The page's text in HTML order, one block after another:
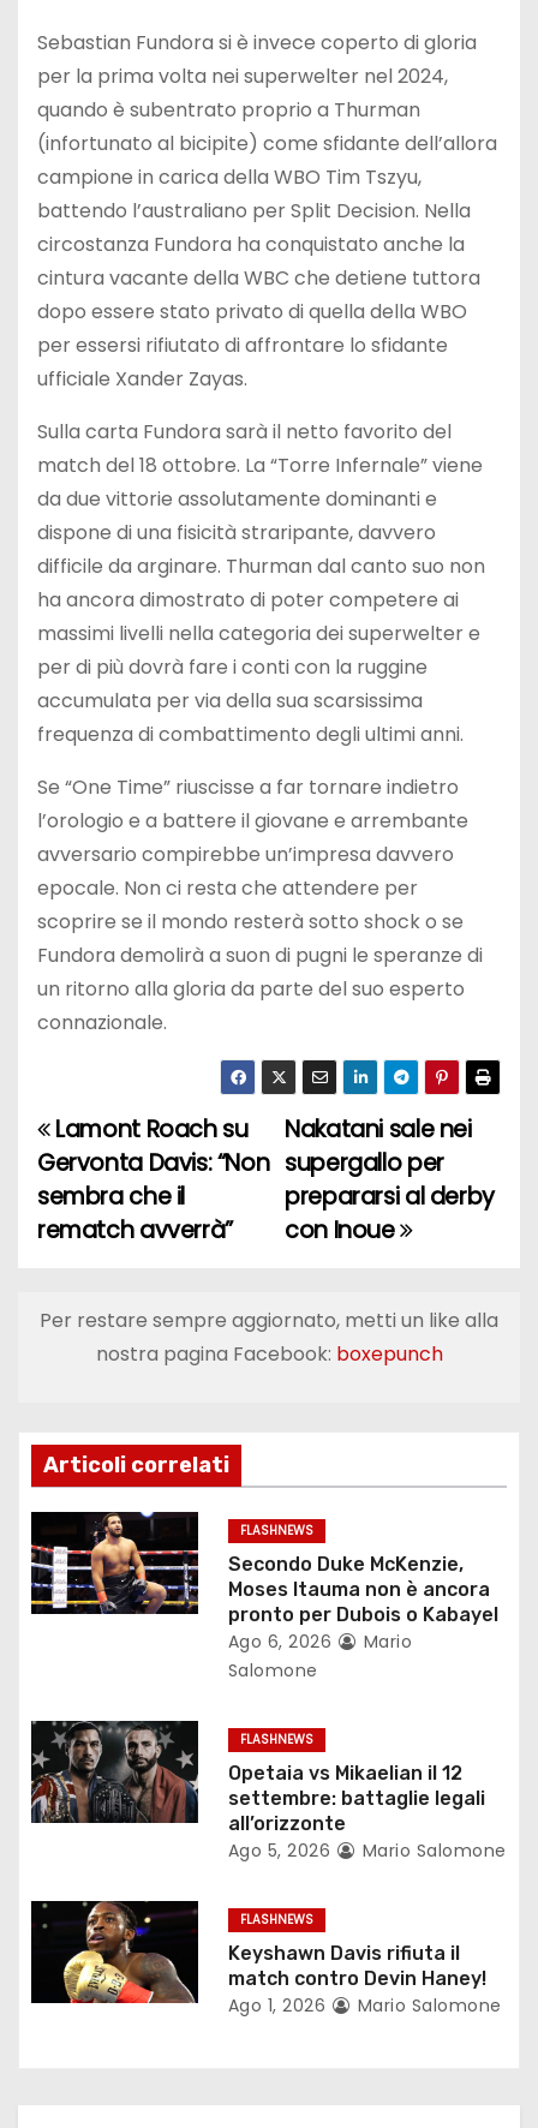
Sebastian Fundora si è invece coperto di gloria
per la prima volta nei superwelter nel 2024,
quando è subentrato proprio a Thurman
(infortunato al bicipite) come sfidante dell’allora
campione in carica della WBO Tim Tszyu,
battendo l’australiano per Split Decision. Nella
circostanza Fundora ha conquistato anche la
cintura vacante della WBC che detiene tuttora
dopo essere stato privato di quella della WBO
per essersi rifiutato di affrontare lo sfidante
ufficiale Xander Zayas.
Sulla carta Fundora sarà il netto favorito del
match del 18 ottobre. La “Torre Infernale” viene
da due vittorie assolutamente dominanti e
dispone di una fisicità straripante, davvero
difficile da arginare. Thurman dal canto suo non
ha ancora dimostrato di poter competere ai
massimi livelli nella categoria dei superwelter e
per di più dovrà fare i conti con la ruggine
accumulata per via della sua scarsissima
frequenza di combattimento degli ultimi anni.
Se “One Time” riuscisse a far tornare indietro
l’orologio e a battere il giovane e arrembante
avversario compirebbe un’impresa davvero
epocale. Non ci resta che attendere per
scoprire se il mondo resterà sotto shock o se
Fundora demolirà a suon di pugni le speranze di
un ritorno alla gloria da parte del suo esperto
connazionale.
N
a
v
g
z
i
o
n
r
t
c
l
Nakatani sale nei
supergallo per
prepararsi al derby
con Inoue
Lamont Roach su
Gervonta Davis: “Non
sembra che il
rematch avverrà”
Per restare sempre aggiornato, metti un like alla
nostra pagina Facebook: boxepunch
Articoli correlati
FLASHNEWS
Secondo Duke McKenzie,
Moses Itauma non è ancora
pronto per Dubois o Kabayel
Ago 6, 2026
Mario
Salomone
FLASHNEWS
Opetaia vs Mikaelian il 12
settembre: battaglie legali
all’orizzonte
Ago 5, 2026 Mario Salomone
FLASHNEWS
Keyshawn Davis rifiuta il
match contro Devin Haney!
Ago 1, 2026 Mario Salomone